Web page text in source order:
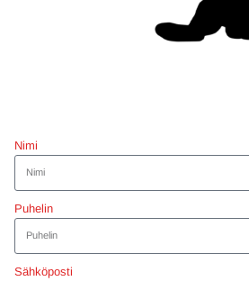
Nimi
Puhelin
Sähköposti